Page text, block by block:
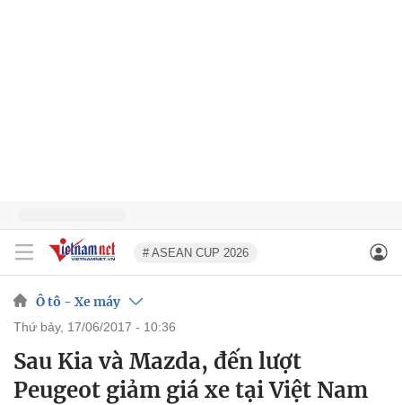
# ASEAN CUP 2026
Ô tô - Xe máy
thứ bảy, 17/06/2017 - 10:36
Sau Kia và Mazda, đến lượt
Peugeot giảm giá xe tại Việt Nam